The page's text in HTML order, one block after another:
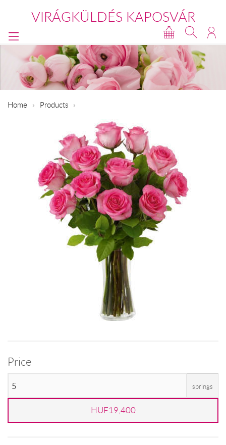
VIRÁGKÜLDÉS KAPOSVÁR
Home Products
Price
springs
HUF19,400